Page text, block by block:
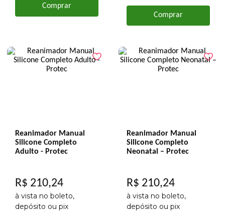
Comprar
Comprar
Reanimador Manual
Silicone Completo
Adulto - Protec
R$ 210,24
à vista no boleto,
depósito ou pix
Reanimador Manual
Silicone Completo
Neonatal – Protec
R$ 210,24
à vista no boleto,
depósito ou pix